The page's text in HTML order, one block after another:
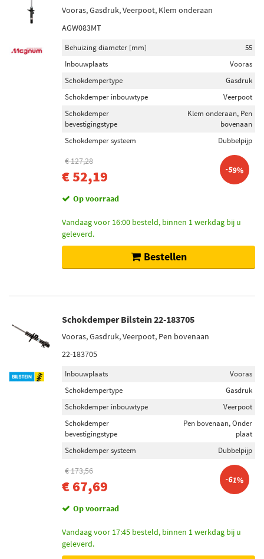
Vooras, Gasdruk, Veerpoot, Klem onderaan
AGW083MT
Behuizing diameter [mm]
55
Inbouwplaats
Vooras
Schokdempertype
Gasdruk
Schokdemper inbouwtype
Veerpoot
Schokdemper
bevestigingstype
Klem onderaan, Pen
bovenaan
Schokdemper systeem
Dubbelpijp
€ 127,28
€ 52,19 -59%
Op voorraad
Vandaag voor 16:00 besteld, binnen 1 werkdag bij u
geleverd.
Bestellen
Schokdemper Bilstein 22-183705
Vooras, Gasdruk, Veerpoot, Pen bovenaan
22-183705
Inbouwplaats
Vooras
Schokdempertype
Gasdruk
Schokdemper inbouwtype
Veerpoot
Schokdemper
bevestigingstype
Pen bovenaan, Onder
plaat
Schokdemper systeem
Dubbelpijp
€ 173,56
€ 67,69 -61%
Op voorraad
Vandaag voor 17:45 besteld, binnen 1 werkdag bij u
geleverd.